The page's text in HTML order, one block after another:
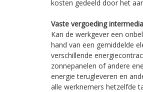
kosten gedeeld door het
Vaste vergoeding
Kan de werkgever een
hand van een gemiddelde
verschillende
zonnepanelen of andere
energie terugleveren en
alle werknemers hetzelfde